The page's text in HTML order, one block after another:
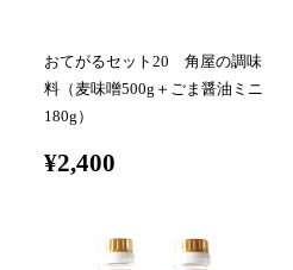
おてがるセット20 角屋の調味
料（麦味噌500g＋ごま醤油ミニ
180g）
¥2,400